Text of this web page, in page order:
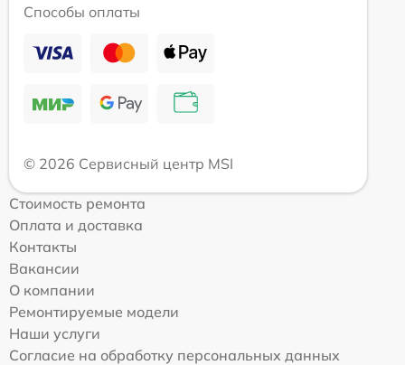
Способы оплаты
© 2026 Сервисный центр MSI
Стоимость ремонта
Оплата и доставка
Контакты
Вакансии
О компании
Ремонтируемые модели
Наши услуги
Согласие на обработку персональных данных